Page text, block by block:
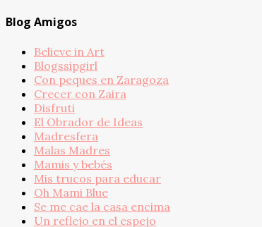
Blog Amigos
Believe in Art
Blogssipgirl
Con peques en Zaragoza
Crecer con Zaira
Disfruti
El Obrador de Ideas
Madresfera
Malas Madres
Mamis y bebés
Mis trucos para educar
Oh Mami Blue
Se me cae la casa encima
Un reflejo en el espejo